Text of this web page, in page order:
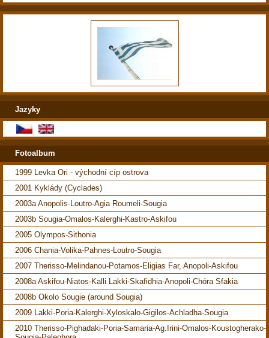
Jazyky
Fotoalbum
1999 Levka Ori - východní cíp ostrova
2001 Kyklády (Cyclades)
2003a Anopolis-Loutro-Agia Roumeli-Sougia
2003b Sougia-Omalos-Kalerghi-Kastro-Askifou
2005 Olympos-Sithonia
2006 Chania-Volika-Pahnes-Loutro-Sougia
2007 Therisso-Melindanou-Potamos-Eligias Far, Anopoli-Askifou
2008a Askifou-Niatos-Kalli Lakki-Skafidhia-Anopoli-Chóra Sfakia
2008b Okolo Sougie (around Sougia)
2009 Lakki-Poria-Kalerghi-Xyloskalo-Gigilos-Achladha-Sougia
2010 Therisso-Pighadaki-Poria-Samaria-Ag.Irini-Omalos-Koustogherako-